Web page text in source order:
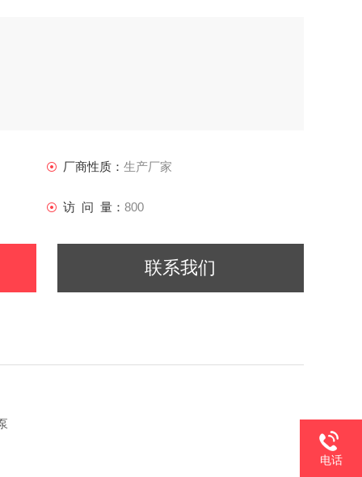
厂商性质： 生产厂家
访 问 量： 800
联系我们
电话